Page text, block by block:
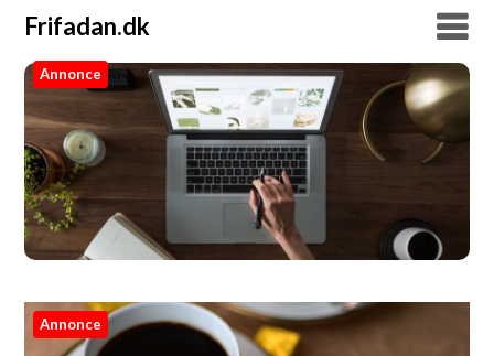
Frifadan.dk
Frifadan.dk
Annonce
Annonce